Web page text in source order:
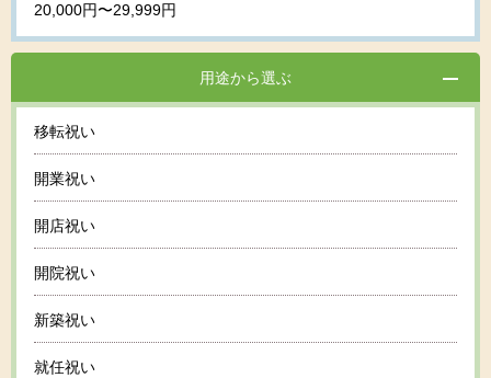
20,000円〜29,999円
用途から選ぶ
移転祝い
開業祝い
開店祝い
開院祝い
新築祝い
就任祝い